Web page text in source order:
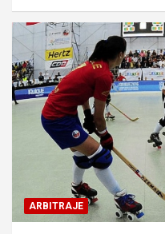
ARBITRAJE